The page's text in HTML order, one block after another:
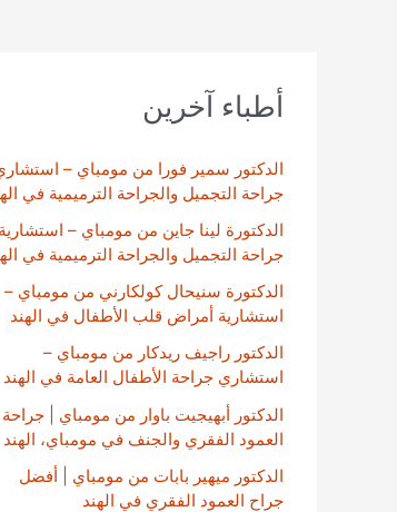
أطباء آخرين
الدكتور سمير فورا من مومباي –
جراحة التجميل والجراحة الترميمية في
الدكتورة لينا جاين من مومباي – استشارية
جراحة التجميل والجراحة الترميمية في
الدكتورة سنيحال كولكارني من مومباي –
استشارية أمراض قلب الأطفال في الهند
الدكتور راجيف ريدكار من مومباي –
استشاري جراحة الأطفال العامة في الهند
الدكتور أبهيجيت باوار من مومباي | جراحة
العمود الفقري والجنف في مومباي، الهند
الدكتور ميهير بابات من مومباي | أفضل
جراح العمود الفقري في الهند